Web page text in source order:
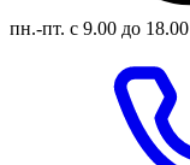
пн.-пт. с 9.00 до 18.00